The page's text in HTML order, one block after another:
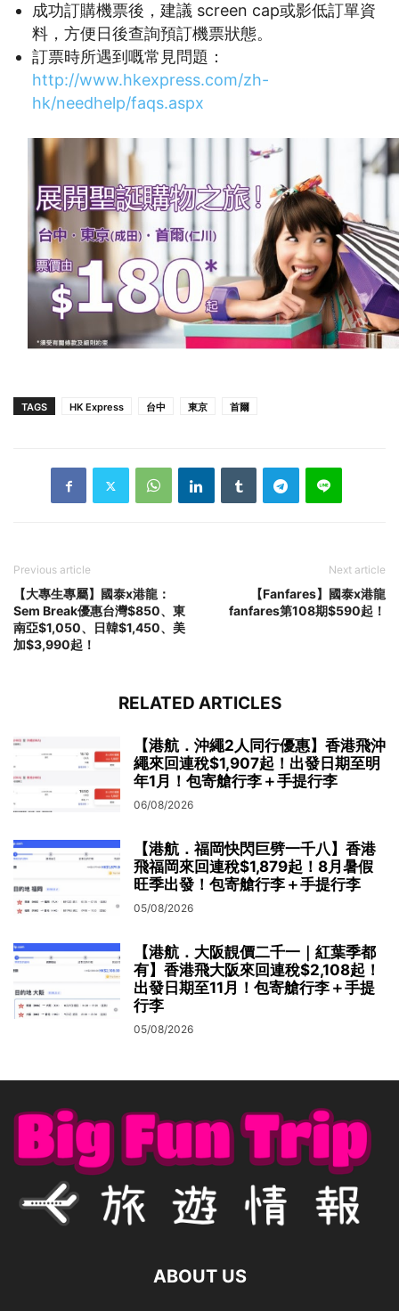
成功訂購機票後，建議 screen cap或影低訂單資
料，方便日後查詢預訂機票狀態。
訂票時所遇到嘅常見問題：
http://www.hkexpress.com/zh-
hk/needhelp/faqs.aspx
TAGS HK Express 台中 東京 首爾
Previous article
【大專生專屬】國泰x港龍：
Sem Break優惠台灣$850、東
南亞$1,050、日韓$1,450、美
加$3,990起！
Next article
【Fanfares】國泰x港龍
fanfares第108期$590起！
RELATED ARTICLES
【港航．沖繩2人同行優惠】香港飛沖
繩來回連稅$1,907起！出發日期至明
年1月！包寄艙行李＋手提行李
06/08/2026
【港航．福岡快閃巨劈一千八】香港
飛福岡來回連稅$1,879起！8月暑假
旺季出發！包寄艙行李＋手提行李
05/08/2026
【港航．大阪靚價二千一｜紅葉季都
有】香港飛大阪來回連稅$2,108起！
出發日期至11月！包寄艙行李＋手提
行李
05/08/2026
ABOUT US